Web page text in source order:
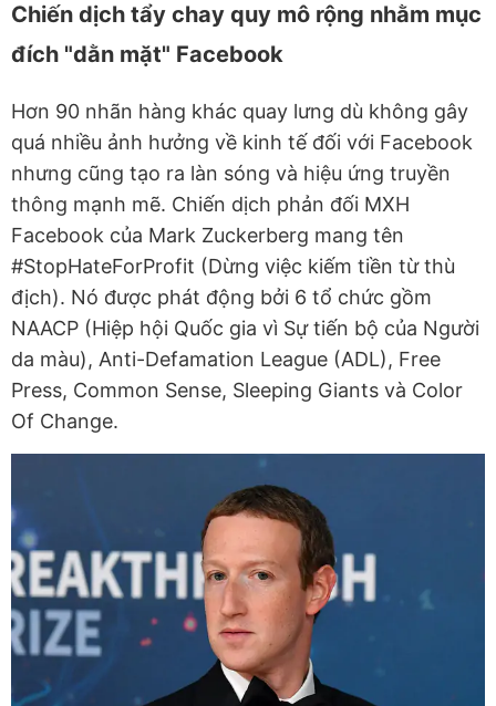
Chiến dịch tẩy chay quy mô rộng nhằm mục
đích "dằn mặt" Facebook
Hơn 90 nhãn hàng khác quay lưng dù không gây
quá nhiều ảnh hưởng về kinh tế đối với Facebook
nhưng cũng tạo ra làn sóng và hiệu ứng truyền
thông mạnh mẽ. Chiến dịch phản đối MXH
Facebook của Mark Zuckerberg mang tên
#StopHateForProfit (Dừng việc kiếm tiền từ thù
địch). Nó được phát động bởi 6 tổ chức gồm
NAACP (Hiệp hội Quốc gia vì Sự tiến bộ của Người
da màu), Anti-Defamation League (ADL), Free
Press, Common Sense, Sleeping Giants và Color
Of Change.